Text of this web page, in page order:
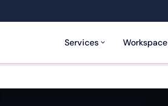
Services Workspace